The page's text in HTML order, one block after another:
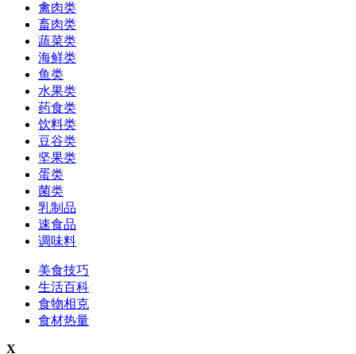
禽肉类
畜肉类
蔬菜类
海鲜类
鱼类
水果类
药食类
饮料类
豆谷类
坚果类
蛋类
菌类
乳制品
速食品
调味料
美食技巧
生活百科
食物相克
食材热量
X